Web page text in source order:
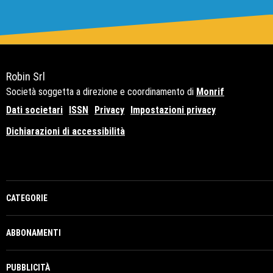
Robin Srl
Società soggetta a direzione e coordinamento di Monrif
Dati societari ISSN Privacy Impostazioni privacy
Dichiarazioni di accessibilità
CATEGORIE
ABBONAMENTI
PUBBLICITÀ